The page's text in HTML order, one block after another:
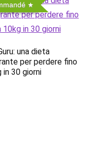
una dieta
per perdere fino
in 30 giorni